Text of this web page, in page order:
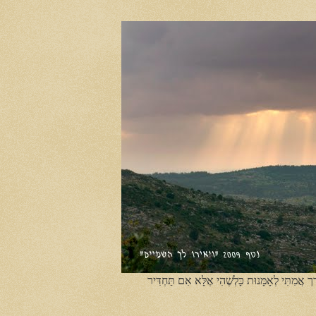
אֲמִתִּי לְאָמָּנוּת כָּלְשֶׁהִי אֶלָּא אִם תַּחְדִּיר